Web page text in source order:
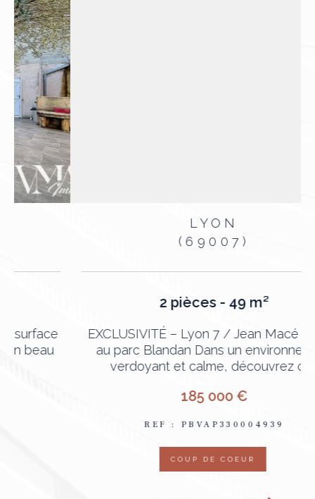
(69007)
2 pièces - 49 m²
EXCLUSIVITÉ – Lyon 7 / Jean Macé – Face
au parc Blandan Dans un environnement
verdoyant et calme, découvrez ce...
185 000 €
REF : PBVAP330004939
COUP DE COEUR